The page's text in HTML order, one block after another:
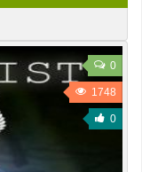
0
1748
0